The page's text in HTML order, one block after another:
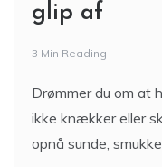
glip af
3 Min Reading
Drømmer du om at
ikke knækker eller
opnå sunde,